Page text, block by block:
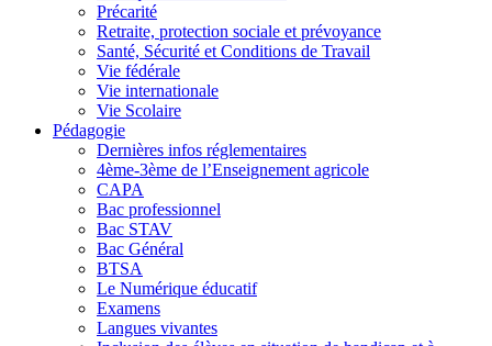
Précarité
Retraite, protection sociale et prévoyance
Santé, Sécurité et Conditions de Travail
Vie fédérale
Vie internationale
Vie Scolaire
Pédagogie
Dernières infos réglementaires
4ème-3ème de l’Enseignement agricole
CAPA
Bac professionnel
Bac STAV
Bac Général
BTSA
Le Numérique éducatif
Examens
Langues vivantes